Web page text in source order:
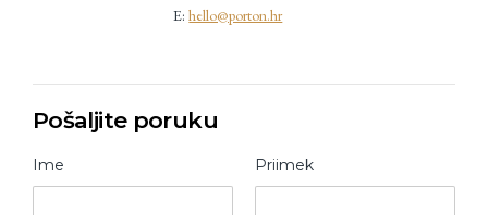
E: hello@porton.hr
Pošaljite poruku
Ime Priimek